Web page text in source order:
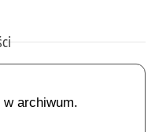
archiwum.